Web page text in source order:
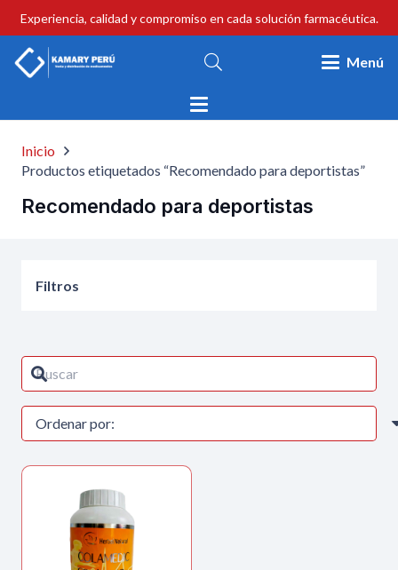
Experiencia, calidad y compromiso en cada solución farmacéutica.
Menú
Inicio
Productos etiquetados “Recomendado para deportistas”
Recomendado para deportistas
Filtros